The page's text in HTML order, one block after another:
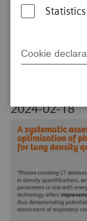
Statistics
Cookie
2024-02-18